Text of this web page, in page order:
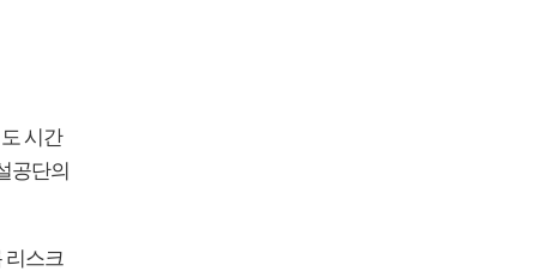
시간
공단의
리스크